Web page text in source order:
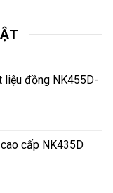
liệu đồng NK455D-
cấp NK435D